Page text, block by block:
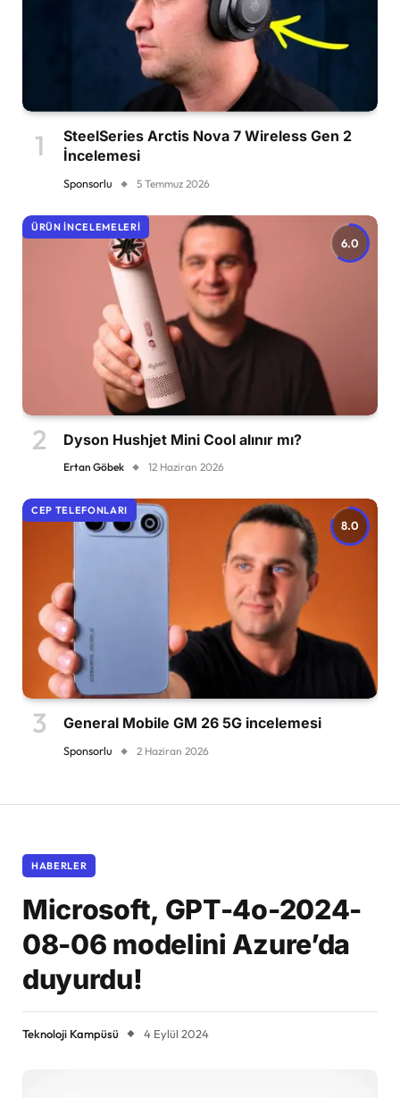
SteelSeries Arctis Nova 7 Wireless Gen 2
İncelemesi
Sponsorlu 5 Temmuz 2026
6.0
ÜRÜN İNCELEMELERI
Dyson Hushjet Mini Cool alınır mı?
Ertan Göbek 12 Haziran 2026
8.0
CEP TELEFONLARI
General Mobile GM 26 5G incelemesi
Sponsorlu 2 Haziran 2026
HABERLER
Microsoft, GPT-4o-2024-
08-06 modelini Azure’da
duyurdu!
Teknoloji Kampüsü 4 Eylül 2024